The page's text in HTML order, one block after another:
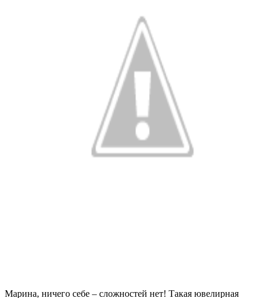
Марина, ничего себе – сложностей нет! Такая ювелирная